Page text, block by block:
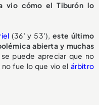
vio cómo el Tiburón lo
(36’ y 53’),este último
abierta y muchas
puede apreciar que no
fue lo que vio el árbitro